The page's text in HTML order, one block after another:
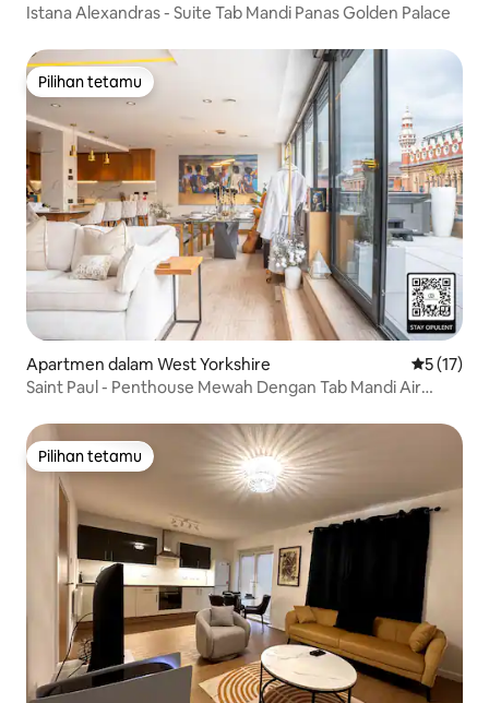
Istana Alexandras - Suite Tab Mandi Panas Golden Palace
Pilihan tetamu
Pilihan tetamu
Apartmen dalam West Yorkshire
5 (17)
Saint Paul - Penthouse Mewah Dengan Tab Mandi Air
Pilihan tetamu
Pilihan tetamu